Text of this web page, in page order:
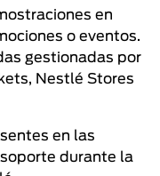
en
o eventos.
gestionadas por
Nestlé Stores
en las
durante la